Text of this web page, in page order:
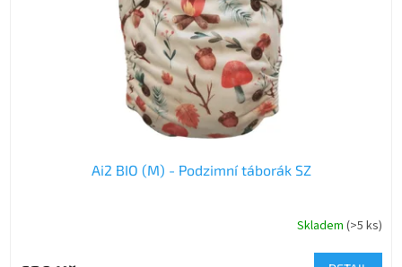
Ai2 BIO (M) - Podzimní táborák SZ
Skladem (>5 ks)